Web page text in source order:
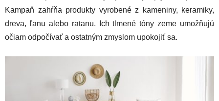
Kampaň zahŕňa produkty vyrobené z kameniny, keramiky,
dreva, ľanu alebo ratanu. Ich tlmené tóny zeme umožňujú
očiam odpočívať a ostatným zmyslom upokojiť sa.